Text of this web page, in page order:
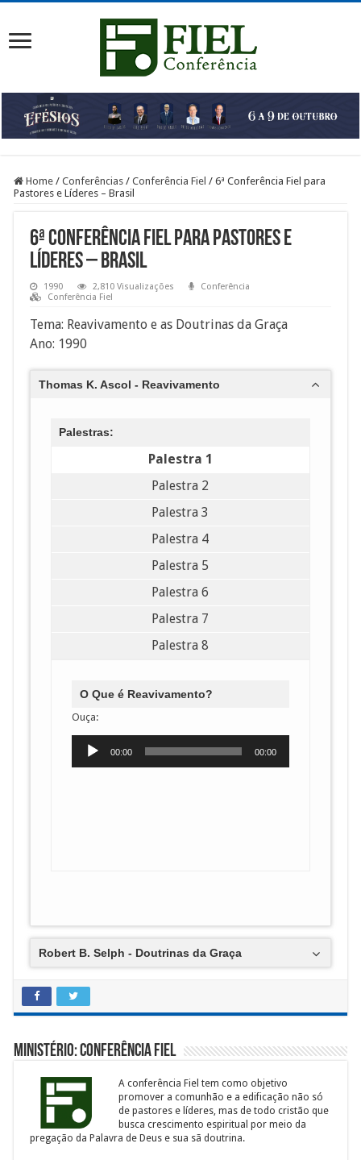
Home / Conferências / Conferência Fiel / 6ª Conferência Fiel para
Pastores e Líderes – Brasil
6ª Conferência Fiel para Pastores e
Líderes – Brasil
1990 2,810 Visualizações
Conferência
Conferência Fiel
Tema: Reavivamento e as Doutrinas da Graça
Ano: 1990
Thomas K. Ascol - Reavivamento
Palestras:
Palestra 1
Palestra 2
Palestra 3
Palestra 4
Palestra 5
Palestra 6
Palestra 7
Palestra 8
O Que é Reavivamento?
Ouça:
Tocador
00:00 00:00
Robert B. Selph - Doutrinas da Graça
Ministério: Conferência Fiel
A conferência Fiel tem como objetivo
promover a comunhão e a edificação não só
de pastores e líderes, mas de todo cristão que
busca crescimento espiritual por meio da
pregação da Palavra de Deus e sua sã doutrina.